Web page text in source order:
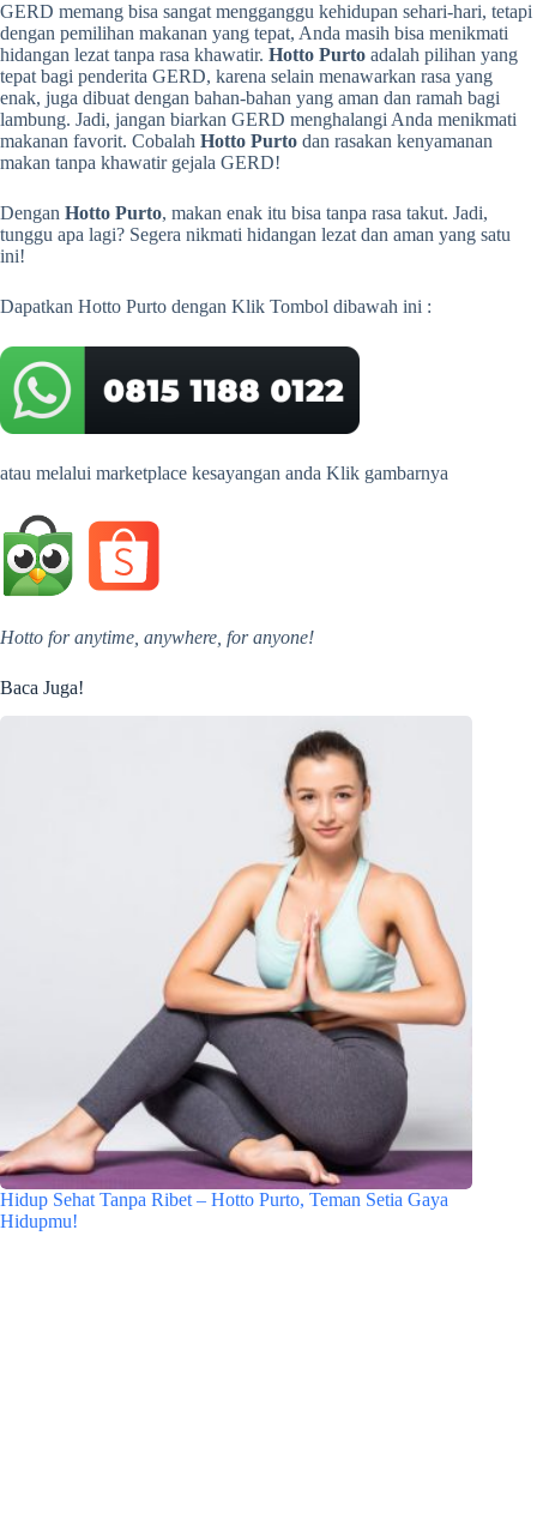
GERD memang bisa sangat mengganggu kehidupan sehari-hari, tetapi
dengan pemilihan makanan yang tepat, Anda masih bisa menikmati
hidangan lezat tanpa rasa khawatir. Hotto Purto adalah pilihan yang
tepat bagi penderita GERD, karena selain menawarkan rasa yang
enak, juga dibuat dengan bahan-bahan yang aman dan ramah bagi
lambung. Jadi, jangan biarkan GERD menghalangi Anda menikmati
makanan favorit. Cobalah Hotto Purto dan rasakan kenyamanan
makan tanpa khawatir gejala GERD!
Dengan Hotto Purto, makan enak itu bisa tanpa rasa takut. Jadi,
tunggu apa lagi? Segera nikmati hidangan lezat dan aman yang satu
ini!
Dapatkan Hotto Purto dengan Klik Tombol dibawah ini :
atau melalui marketplace kesayangan anda Klik gambarnya
Hotto for anytime, anywhere, for anyone!
Baca Juga!
Hidup Sehat Tanpa Ribet – Hotto Purto, Teman Setia Gaya
Hidupmu!